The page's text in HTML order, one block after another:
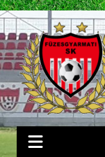
Skip
to
content